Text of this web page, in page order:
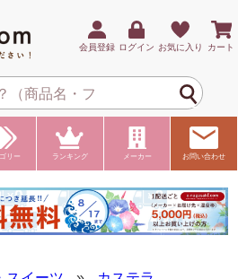
会員登録 ログイン お気に入り カート
リー ランキング メーカー お問い合わせ